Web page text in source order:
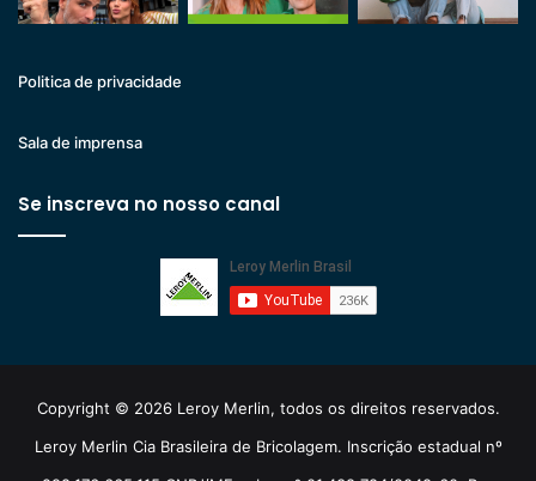
Politica de privacidade
Sala de imprensa
Se inscreva no nosso canal
Copyright © 2026 Leroy Merlin, todos os direitos reservados.
Leroy Merlin Cia Brasileira de Bricolagem. Inscrição estadual nº